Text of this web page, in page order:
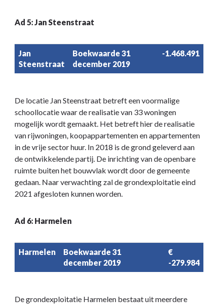
Ad 5: Jan Steenstraat
Jan
Steenstraat
Boekwaarde 31
december 2019
-1.468.491
De locatie Jan Steenstraat betreft een voormalige
schoollocatie waar de realisatie van 33 woningen
mogelijk wordt gemaakt. Het betreft hier de realisatie
van rijwoningen, koopappartementen en appartementen
in de vrije sector huur. In 2018 is de grond geleverd aan
de ontwikkelende partij. De inrichting van de openbare
ruimte buiten het bouwvlak wordt door de gemeente
gedaan. Naar verwachting zal de grondexploitatie eind
2021 afgesloten kunnen worden.
Ad 6: Harmelen
Harmelen
Boekwaarde 31
december 2019
€
-279.984
De grondexploitatie Harmelen bestaat uit meerdere